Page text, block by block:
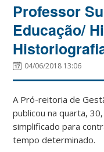
Professor
Educação/
04/06/2018 13:06
A Pró-reitoria de
publicou na quarta,
simplificado para
tempo determinado.